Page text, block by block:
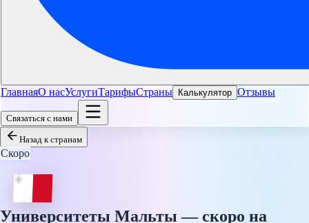
ГлавнаяО насУслугиТарифыСтраны Калькулятор Отзывы
Связаться с нами
Назад к странам
Скоро
Университеты Мальты — скоро на